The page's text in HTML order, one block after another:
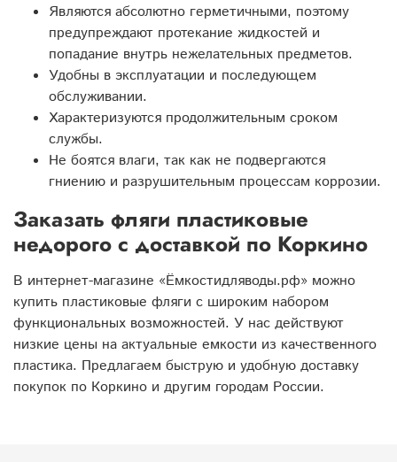
Являются абсолютно герметичными, поэтому
предупреждают протекание жидкостей и
попадание внутрь нежелательных предметов.
Удобны в эксплуатации и последующем
обслуживании.
Характеризуются продолжительным сроком
службы.
Не боятся влаги, так как не подвергаются
гниению и разрушительным процессам коррозии.
Заказать фляги пластиковые
недорого с доставкой по Коркино
В интернет-магазине «Ёмкостидляводы.рф» можно
купить пластиковые фляги с широким набором
функциональных возможностей. У нас действуют
низкие цены на актуальные емкости из качественного
пластика. Предлагаем быструю и удобную доставку
покупок по Коркино и другим городам России.